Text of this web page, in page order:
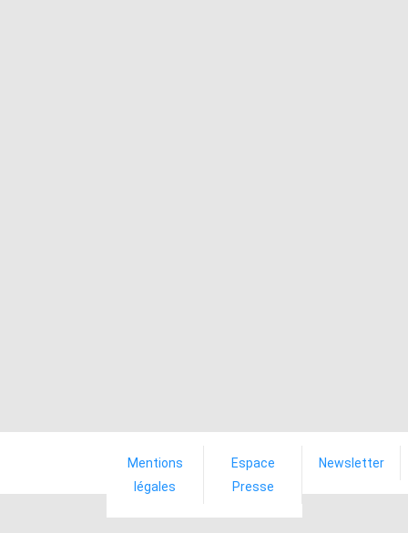
Mentions
légales
Espace
Presse
Newsletter